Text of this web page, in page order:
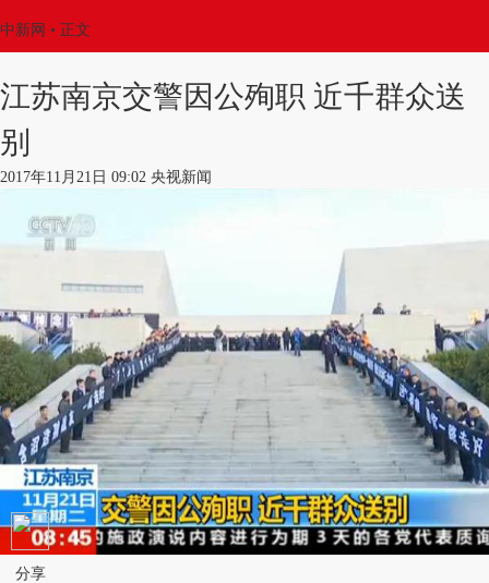
中新网 • 正文
江苏南京交警因公殉职 近千群众送
别
2017年11月21日 09:02 央视新闻
分享